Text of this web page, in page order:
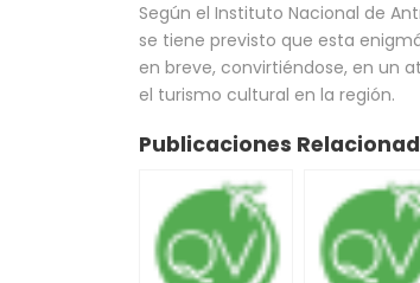
Según el Instituto Nacional de
se tiene previsto que esta
en breve, convirtiéndose, en un
el turismo cultural en la región.
Publicaciones